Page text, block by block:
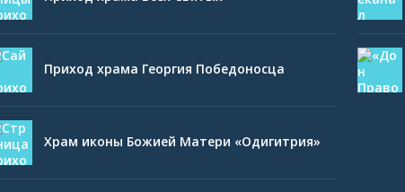
Приход храма Георгия Победоносца
Храм иконы Божией Матери «Одигитрия»